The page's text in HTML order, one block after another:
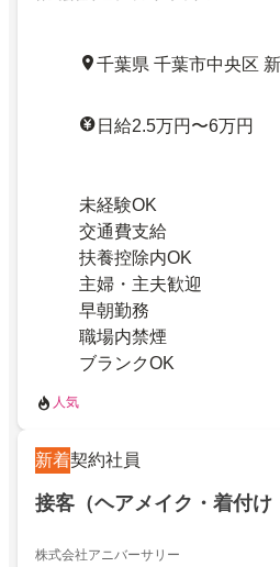
千葉県 千葉市中央区
日給2.5万円〜6万円
未経験OK
交通費支給
扶養控除内OK
主婦・主夫歓迎
早朝勤務
職場内禁煙
ブランクOK
人気
新着契約社員
接客（ヘアメイク・着付け
株式会社アニバーサリー